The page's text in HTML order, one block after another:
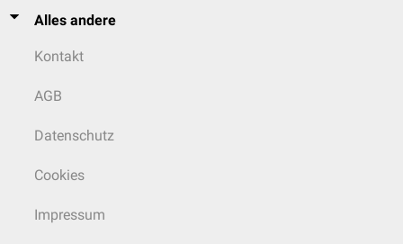
Alles andere
Kontakt
AGB
Datenschutz
Cookies
Impressum